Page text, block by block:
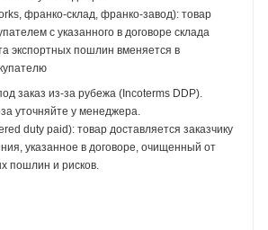
франко-склад, франко-завод): товар
с указанного в договоре склада
экспортных пошлин вменяется в
заказ из-за рубежа (Incoterms DDP).
уточняйте у менеджера.
duty paid): товар доставляется заказчику
указанное в договоре, очищенный от
пошлин и рисков.